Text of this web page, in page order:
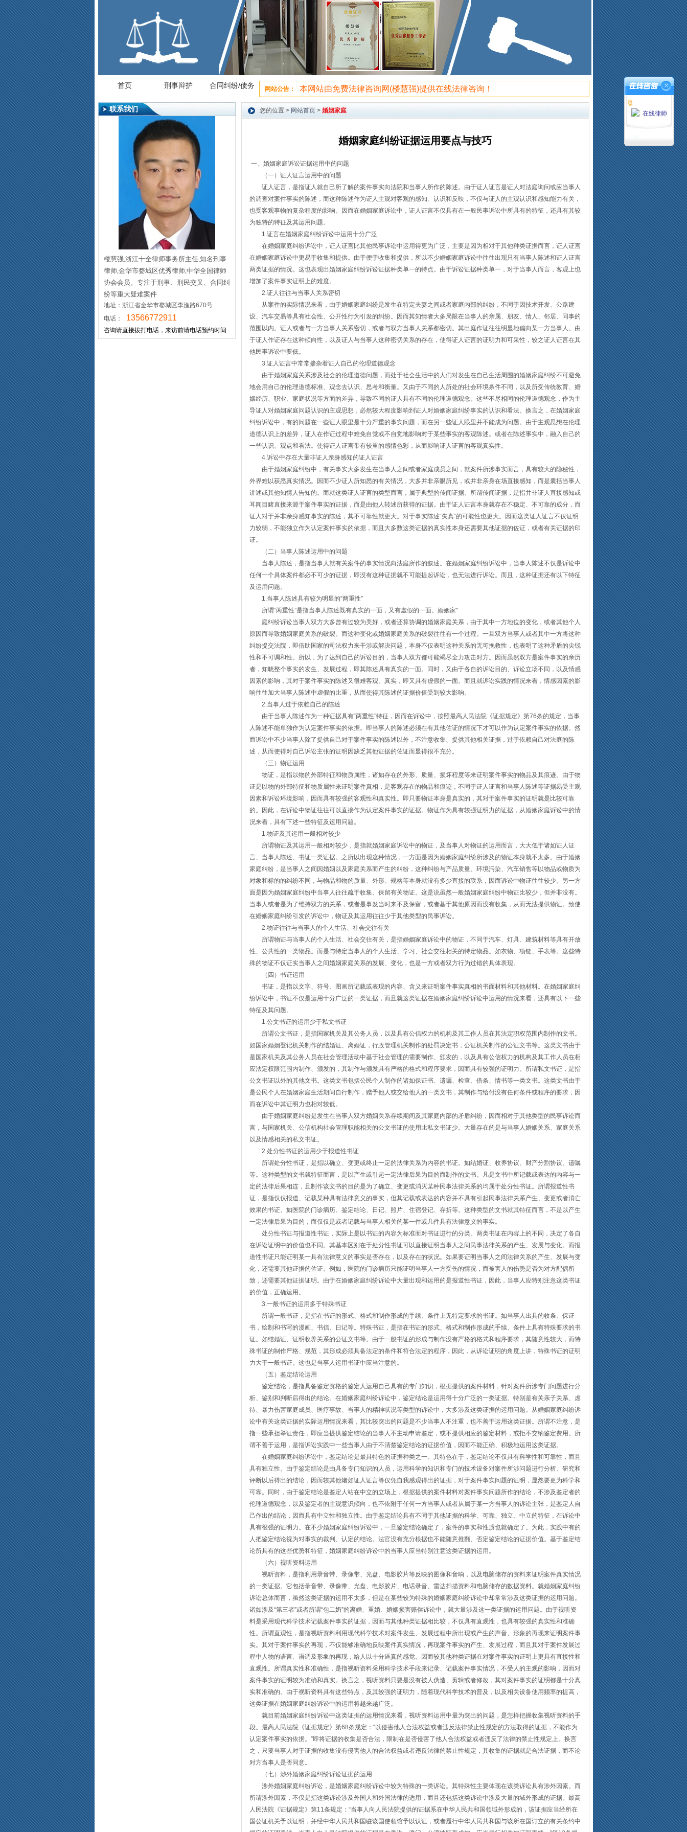
在线律师
首页 刑事辩护 合同纠纷/债务 网站公告： 本网站由免费法律咨询网(楼慧强)提供在线法律咨询！
站内搜索：
联系我们
楼慧强,浙江十全律师事务所主任,知名刑事
律师,金华市婺城区优秀律师,中华全国律师
协会会员。专注于刑事、刑民交叉、合同纠
纷等重大疑难案件
地址：浙江省金华市婺城区李渔路670号
电话：
13566772911
咨询请直接拔打电话，来访前请电话预约时间
您的位置 > 网站首页> 婚姻家庭
婚姻家庭纠纷证据运用要点与技巧
一、婚姻家庭诉讼证据运用中的问题
（一）证人证言运用中的问题
证人证言，是指证人就自己所了解的案件事实向法院和当事人所作的陈述。由于证人证言是证人对法庭询问或应当事人
的调查对案件事实的陈述，而这种陈述作为证人主观对客观的感知、认识和反映，不仅与证人的主观认识和感知能力有关，
也受客观事物的复杂程度的影响。因而在婚姻家庭诉讼中，证人证言不仅具有在一般民事诉讼中所具有的特征，还具有其较
为独特的特征及其运用问题。
1.证言在婚姻家庭纠纷诉讼中运用十分广泛
在婚姻家庭纠纷诉讼中，证人证言比其他民事诉讼中运用得更为广泛，主要是因为相对于其他种类证据而言，证人证言
在婚姻家庭诉讼中更易于收集和提供。由于便于收集和提供，所以不少婚姻家庭诉讼中往往出现只有当事人陈述和证人证言
两类证据的情况。这也表现出婚姻家庭纠纷诉讼证据种类单一的特点。由于诉讼证据种类单一，对于当事人而言，客观上也
增加了案件事实证明上的难度。
2.证人往往与当事人关系密切
从案件的实际情况来看，由于婚姻家庭纠纷是发生在特定夫妻之间或者家庭内部的纠纷，不同于因技术开发、公路建
设、汽车交易等具有社会性、公开性行为引发的纠纷。因而其知情者大多局限在当事人的亲属、朋友、情人、邻居、同事的
范围以内。证人或者与一方当事人关系密切，或者与双方当事人关系都密切。其出庭作证往往明显地偏向某一方当事人。由
于证人作证存在这种倾向性，以及证人与当事人这种密切关系的存在，使得证人证言的证明力和可采性，较之证人证言在其
他民事诉讼中要低。
3.证人证言中常常掺杂着证人自己的伦理道德观念
由于婚姻家庭关系涉及社会的伦理道德问题，而处于社会生活中的人们对发生在自己生活周围的婚姻家庭纠纷不可避免
地会用自己的伦理道德标准、观念去认识、思考和衡量。又由于不同的人所处的社会环境条件不同，以及所受传统教育、婚
姻经历、职业、家庭状况等方面的差异，导致不同的证人具有不同的伦理道德观念。这些不尽相同的伦理道德观念，作为主
导证人对婚姻家庭问题认识的主观思想，必然较大程度影响到证人对婚姻家庭纠纷事实的认识和看法。换言之，在婚姻家庭
纠纷诉讼中，有的问题在一些证人眼里是十分严重的事实问题，而在另一些证人眼里并不能成为问题。由于主观思想在伦理
道德认识上的差异，证人在作证过程中难免自觉或不自觉地影响对于某些事实的客观陈述。或者在陈述事实中，融入自己的
一些认识、观点和看法。使得证人证言带有较重的感情色彩，从而影响证人证言的客观真实性。
4.诉讼中存在大量非证人亲身感知的证人证言
由于婚姻家庭纠纷中，有关事实大多发生在当事人之间或者家庭成员之间，就案件所涉事实而言，具有较大的隐秘性，
外界难以获悉真实情况。因而不少证人所知悉的有关情况，大多并非亲眼所见，或并非亲身在场直接感知，而是囊括当事人
讲述或其他知情人告知的。而就这类证人证言的类型而言，属于典型的传闻证据。所谓传闻证据，是指并非证人直接感知或
耳闻目睹直接来源于案件事实的证据，而是由他人转述所获得的证据。由于证人证言本身就存在不稳定、不可靠的成分，而
证人对于并非亲身感知事实的陈述，其不可靠性就更大。对于事实陈述“失真”的可能性也更大。因而这类证人证言不仅证明
力较弱，不能独立作为认定案件事实的依据，而且大多数这类证据的真实性本身还需要其他证据的佐证，或者有关证据的印
证。
（二）当事人陈述运用中的问题
当事人陈述，是指当事人就有关案件的事实情况向法庭所作的叙述。在婚姻家庭纠纷诉讼中，当事人陈述不仅是诉讼中
任何一个具体案件都必不可少的证据，即没有这种证据就不可能提起诉讼，也无法进行诉讼。而且，这种证据还有以下特征
及运用问题。
1.当事人陈述具有较为明显的“两重性”
所谓“两重性”是指当事人陈述既有真实的一面，又有虚假的一面。婚姻家''
庭纠纷诉讼当事人双方大多曾有过较为美好，或者还算协调的婚姻家庭关系，由于其中一方地位的变化，或者其他个人
原因而导致婚姻家庭关系的破裂。而这种变化或婚姻家庭关系的破裂往往有一个过程。一旦双方当事人或者其中一方将这种
纠纷提交法院，即借助国家的司法权力来干涉或解决问题，本身不仅表明这种关系的无可挽救性，也表明了这种矛盾的尖锐
性和不可调和性。所以，为了达到自己的诉讼目的，当事人双方都可能竭尽全力攻击对方。因而虽然双方是案件事实的亲历
者，知晓整个事实的发生、发展过程，即其陈述具有真实的一面。同时，又由于各自的诉讼目的、诉讼立场不同，以及情感
因素的影响，其对于案件事实的陈述又很难客观、真实，即又具有虚假的一面。而且就诉讼实践的情况来看，情感因素的影
响往往加大当事人陈述中虚假的比重，从而使得其陈述的证据价值受到较大影响。
2.当事人过于依赖自己的陈述
由于当事人陈述作为一种证据具有“两重性”特征，因而在诉讼中，按照最高人民法院《证据规定》第76条的规定，当事
人陈述不能单独作为认定案件事实的依据。即当事人的陈述必须在有其他佐证的情况下才可以作为认定案件事实的依据。然
而诉讼中不少当事人除了提供自己对于案件事实的陈述以外，不注意收集、提供其他相关证据，过于依赖自己对法庭的陈
述，从而使得对自己诉讼主张的证明因缺乏其他证据的佐证而显得很不充分。
（三）物证运用
物证，是指以物的外部特征和物质属性，诸如存在的外形、质量、损坏程度等来证明案件事实的物品及其痕迹。由于物
证是以物的外部特征和物质属性来证明案件真相，是客观存在的物品和痕迹，不同于证人证言和当事人陈述等证据易受主观
因素和诉讼环境影响，因而具有较强的客观性和真实性。即只要物证本身是真实的，其对于案件事实的证明就是比较可靠
的。因此，在诉讼中物证往往可以直接作为认定案件事实的证据。物证作为具有较强证明力的证据，从婚姻家庭诉讼中的情
况来看，具有下述一些特征及运用问题。
1.物证及其运用一般相对较少
所谓物证及其运用一般相对较少，是指就婚姻家庭诉讼中的物证，及当事人对物证的运用而言，大大低于诸如证人证
言、当事人陈述、书证一类证据。之所以出现这种情况，一方面是因为婚姻家庭纠纷所涉及的物证本身就不太多。由于婚姻
家庭纠纷，是当事人之间因婚姻以及家庭关系而产生的纠纷，这种纠纷与产品质量、环境污染、汽车销售等以物品或物质为
对象和标的的纠纷不同，与物品和物的质量、外形、规格等本身就没有多少直接的联系，因而诉讼中物证往往较少。另一方
面是因为婚姻家庭纠纷中当事人往往疏于收集、保留有关物证。这是说虽然一般婚姻家庭纠纷中物证比较少，但并非没有。
当事人或者是为了维持双方的关系，或者是事发当时来不及保留，或者基于其他原因而没有收集，从而无法提供物证。致使
在婚姻家庭纠纷引发的诉讼中，物证及其运用往往少于其他类型的民事诉讼。
2.物证往往与当事人的个人生活、社会交往有关
所谓物证与当事人的个人生活、社会交往有关，是指婚姻家庭诉讼中的物证，不同于汽车、灯具、建筑材料等具有开放
性、公共性的一类物品。而是与特定当事人的个人生活、学习、社会交往相关的特定物品。如衣物、项链、手表等。这些特
殊的物证不仅证实当事人之间婚姻家庭关系的发展、变化，也是一方或者双方行为过错的具体表现。
（四）书证运用
书证，是指以文字、符号、图画所记载或表现的内容、含义来证明案件事实真相的书面材料和其他材料。在婚姻家庭纠
纷诉讼中，书证不仅是运用十分广泛的一类证据，而且就这类证据在婚姻家庭纠纷诉讼中运用的情况来看，还具有以下一些
特征及其问题。
1.公文书证的运用少于私文书证
所谓公文书证，是指国家机关及其公务人员，以及具有公信权力的机构及其工作人员在其法定职权范围内制作的文书。
如国家婚姻登记机关制作的结婚证、离婚证，行政管理机关制作的处罚决定书，公证机关制作的公证文书等。这类文书由于
是国家机关及其公务人员在社会管理活动中基于社会管理的需要制作、颁发的，以及具有公信权力的机构及其工作人员在相
应法定权限范围内制作、颁发的，其制作与颁发具有严格的格式和程序要求，因而具有较强的证明力。所谓私文书证，是指
公文书证以外的其他文书。这类文书包括公民个人制作的诸如保证书、遗嘱、检查、借条、情书等一类文书。这类文书由于
是公民个人在婚姻家庭生活期间自行制作，赠予他人或交给他人的一类文书，其制作与给付没有任何条件或程序的要求，因
而在诉讼中其证明力也相对较低。
由于婚姻家庭纠纷是发生在当事人双方婚姻关系存续期间及其家庭内部的矛盾纠纷，因而相对于其他类型的民事诉讼而
言，与国家机关、公信机构社会管理职能相关的公文书证的使用比私文书证少。大量存在的是与当事人婚姻关系、家庭关系
以及情感相关的私文书证。
2.处分性书证的运用少于报道性书证
所谓处分性书证，是指以确立、变更或终止一定的法律关系为内容的书证。如结婚证、收养协议、财产分割协议、遗嘱
等。这种类型的文书就特征而言，是以产生或引起一定法律后果为目的而制作的文书。凡是文书中所记载或表达的内容与一
定的法律后果相连，且制作该文书的目的是为了确立、变更或消灭某种民事法律关系的均属于处分性书证。所谓报道性书
证，是指仅仅报道、记载某种具有法律意义的事实，但其记载或表达的内容并不具有引起民事法律关系产生、变更或者消亡
效果的书证。如医院的门诊病历、鉴定结论、日记、照片、住宿登记、存折等。这种类型的文书就其特征而言，不是以产生
一定法律后果为目的，而仅仅是或者记载与当事人相关的某一件或几件具有法律意义的事实。
处分性书证与报道性书证，实际上是以书证的内容为标准而对书证进行的分类。两类书证在内容上的不同，决定了各自
在诉讼证明中的价值也不同。其基本区别在于处分性书证可以直接证明当事人之间民事法律关系的产生、发展与变化。而报
道性书证只能证明某一具有法律意义的事实是否存在，以及存在的状况。如果要证明当事人之间法律关系的产生、发展与变
化，还需要其他证据的佐证。例如，医院的门诊病历只能证明当事人一方受伤的情况，而被害人的伤势是否为对方配偶所
致，还需要其他证据证明。由于在婚姻家庭纠纷诉讼中大量出现和运用的是报道性书证，因此，当事人应特别注意这类书证
的价值，正确运用。
3.一般书证的运用多于特殊书证
所谓一般书证，是指在书证的形式、格式和制作形成的手续、条件上无特定要求的书证。如当事人出具的收条、保证
书，绘制和书写的漫画、书信、日记等。特殊书证，是指在书证的形式、格式和制作形成的手续、条件上具有特殊要求的书
证。如结婚证、证明收养关系的公证文书等。由于一般书证的形成与制作没有严格的格式和程序要求，其随意性较大，而特
殊书证的制作严格、规范，其形成必须具备法定的条件和符合法定的程序，因此，从诉讼证明的角度上讲，特殊书证的证明
力大于一般书证。这也是当事人运用书证中应当注意的。
（五）鉴定结论运用
鉴定结论，是指具备鉴定资格的鉴定人运用自己具有的专门知识，根据提供的案件材料，针对案件所涉专门问题进行分
析、鉴别和判断后得出的结论。在婚姻家庭纠纷诉讼中，鉴定结论是运用得十分广泛的一类证据。特别是有关亲子关系、虐
待、暴力伤害家庭成员、医疗事故、当事人的精神状况等类型的诉讼中，大多涉及这类证据的运用问题。从婚姻家庭纠纷诉
讼中有关这类证据的实际运用情况来看，其比较突出的问题是不少当事人不注重，也不善于运用这类证据。所谓不注意，是
指一些承担举证责任，即应当提供鉴定结论的当事人不主动申请鉴定，或不提供相应的鉴定材料，或拒不交纳鉴定费用。所
谓不善于运用，是指诉讼实践中一些当事人由于不清楚鉴定结论的证据价值，因而不能正确、积极地运用这类证据。
在婚姻家庭纠纷诉讼中，鉴定结论是最具特色的证据种类之一。其特色在于，鉴定结论不仅具有科学性和可靠性，而且
具有独立性。由于鉴定结论是由具备专门知识的人员，运用科学的知识和专门的技术设备对案件所涉问题进行分析、研究和
评断以后得出的结论，因而较其他诸如证人证言等仅凭自我感观得出的证据，对于案件事实问题的证明，显然要更为科学和
可靠。同时，由于鉴定结论是鉴定人站在中立的立场上，根据提供的案件材料对案件事实问题所作的结论，不涉及鉴定者的
伦理道德观念，以及鉴定者的主观意识倾向，也不依附于任何一方当事人或者从属于某一方当事人的诉讼主张，是鉴定人自
己作出的结论，因而具有中立性和独立性。由于鉴定结论具有不同于其他证据的科学、可靠、独立、中立的特征，在诉讼中
具有很强的证明力。在不少婚姻家庭纠纷诉讼中，一旦鉴定结论确定了，案件的事实和性质也就确定了。为此，实践中有的
人把鉴定结论视为对事实的裁判、认定的结论。法官没有充分根据也不能随意推翻、否定鉴定结论的证据价值。基于鉴定结
论所具有的这些优势和特征，婚姻家庭纠纷诉讼中的当事人应当特别注意这类证据的运用。
（六）视听资料运用
视听资料，是指利用录音带、录像带、光盘、电影胶片等反映的图像和音响，以及电脑储存的资料来证明案件真实情况
的一类证据。它包括录音带、录像带、光盘、电影胶片、电话录音、雷达扫描资料和电脑储存的数据资料。就婚姻家庭纠纷
诉讼总体而言，虽然这类证据的运用不太多，但是在某些较为特殊的婚姻家庭纠纷诉讼中却常常涉及这类证据的运用问题。
诸如涉及“第三者”或者所谓“包二奶”的离婚、重婚、婚姻损害赔偿诉讼中，就大量涉及这一类证据的运用问题。由于视听资
料是采用现代科学技术记载案件事实的证据，因而与其他种类证据相比较，不仅具有直观性，也具有较强的真实性和准确
性。所谓直观性，是指视听资料利用现代科学技术对案件发生、发展过程中所出现或产生的声音、形象的再现来证明案件事
实。其对于案件事实的再现，不仅能够准确地反映案件真实情况，再现案件事实的产生、发展过程，而且其对于案件发展过
程中人物的语言、语调及形象的再现，给人以十分逼真的感觉。因而较其他种类证据在对案件事实的证明上更具有直接性和
直观性。所谓真实性和准确性，是指视听资料采用科学技术手段来记录、记载案件事实情况，不受人的主观的影响，因而对
案件事实的证明较为准确和真实。换言之，视听资料只要是没有被人伪造、剪辑或者修改，其对案件事实的证明都是十分真
实和准确的。由于视听资料具有这些特点，及其较强的证明力，随着现代科学技术的普及，以及相关设备使用频率的提高，
这类证据在婚姻家庭纠纷诉讼中的运用将越来越广泛。
就目前婚姻家庭纠纷诉讼中这类证据的运用情况来看，视听资料运用中最为突出的问题，是怎样把握收集视听资料的手
段。最高人民法院《证据规定》第68条规定：“以侵害他人合法权益或者违反法律禁止性规定的方法取得的证据，不能作为
认定案件事实的依据。”即将证据的收集是否合法，限制在是否侵害了他人合法权益或者违反了法律的禁止性规定上。换言
之，只要当事人对于证据的收集没有侵害他人的合法权益或者违反法律的禁止性规定，其收集的证据就是合法证据，而不论
对方当事人是否同意。
（七）涉外婚姻家庭纠纷诉讼证据的运用
涉外婚姻家庭纠纷诉讼，是婚姻家庭纠纷诉讼中较为特殊的一类诉讼。其特殊性主要体现在该类诉讼具有涉外因素。而
所谓涉外因素，不仅是指这类诉讼涉及外国人和外国法律的适用，而且还包括这类诉讼中涉及大量的域外形成的证据。最高
人民法院《证据规定》第11条规定：“当事人向人民法院提供的证据系在中华人民共和国领域外形成的，该证据应当经所在
国公证机关予以证明，并经中华人民共和国驻该国使领馆予以认证，或者履行中华人民共和国与该所在国订立的有关条约中